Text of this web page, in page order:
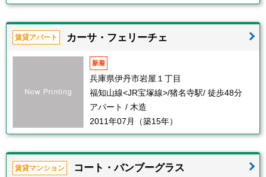
賃貸アパート カーサ・フェリーチェ
新着
兵庫県伊丹市岩屋１丁目
福知山線<JR宝塚線>/猪名寺駅/ 徒歩48分
アパート / 木造
2011年07月（築15年）
賃貸マンション コート・バンブーグラス